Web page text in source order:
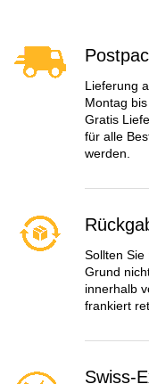
Lieferung
Montag
Gratis
für alle
werden.
Sollten Sie
Grund
innerhalb
frankiert
Swiss-